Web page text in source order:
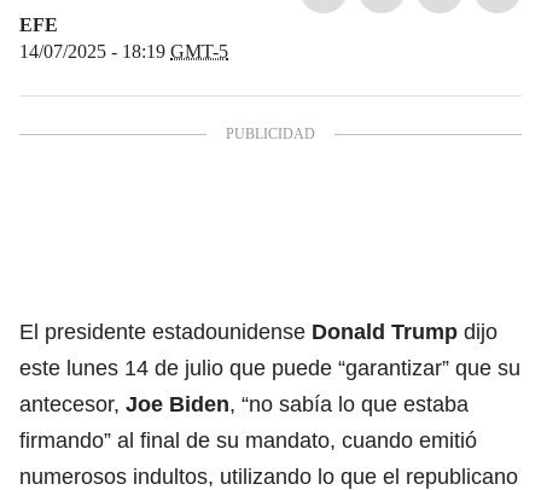
EFE
14/07/2025 - 18:19 GMT-5
El presidente estadounidense Donald Trump dijo
este lunes 14 de julio que puede “garantizar” que su
antecesor, Joe Biden, “no sabía lo que estaba
firmando” al final de su mandato, cuando emitió
numerosos indultos, utilizando lo que el republicano